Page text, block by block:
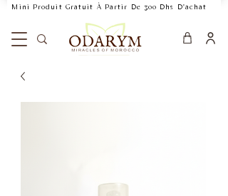
Mini Produit Gratuit À Partir De 300 Dhs D'achat